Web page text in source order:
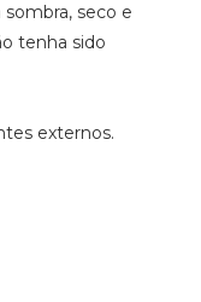
seco e
tenha sido
externos.